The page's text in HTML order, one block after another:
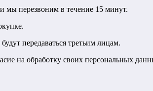
мы перезвоним в течение 15 минут.
передаваться третьим лицам.
на обработку своих персональных